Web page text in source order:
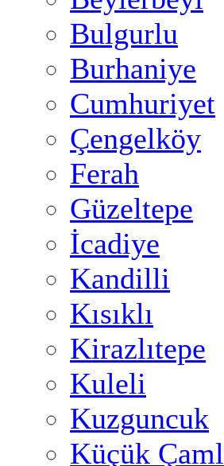
Bulgurlu
Burhaniye
Cumhuriyet
Çengelköy
Ferah
Güzeltepe
İcadiye
Kandilli
Kısıklı
Kirazlıtepe
Kuleli
Kuzguncuk
Küçük